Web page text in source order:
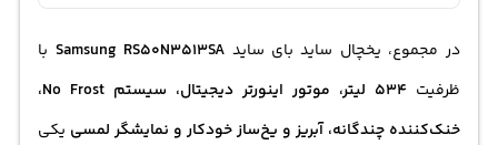
در مجموع، یخچال ساید بای ساید Samsung RS50N3513SA با
ظرفیت
534 لیتر، موتور اینورتر دیجیتال، سیستم No Frost،
خنک‌کننده چندگانه، آبریز و یخ‌ساز خودکار و نمایشگر لمسی یکی